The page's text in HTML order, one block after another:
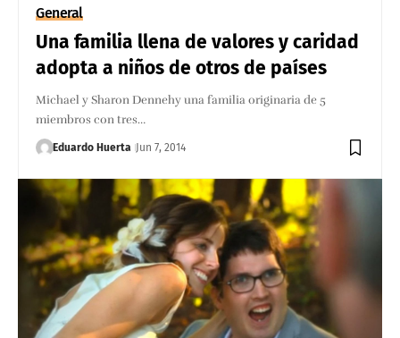
General
Una familia llena de valores y caridad
adopta a niños de otros de países
Michael y Sharon Dennehy una familia originaria de 5
miembros con tres…
Eduardo Huerta Jun 7, 2014